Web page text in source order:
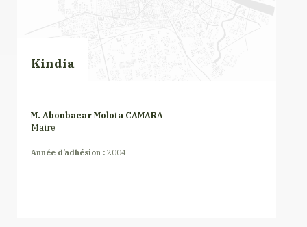
Kindia
M. Aboubacar Molota CAMARA
Maire
Année d’adhésion : 2004